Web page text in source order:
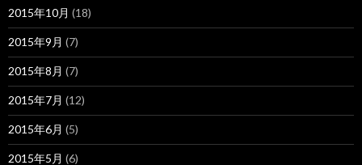
2015年10月 (18)
2015年9月 (7)
2015年8月 (7)
2015年7月 (12)
2015年6月 (5)
2015年5月 (6)